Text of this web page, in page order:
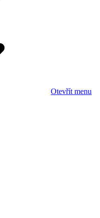
Otevřít menu